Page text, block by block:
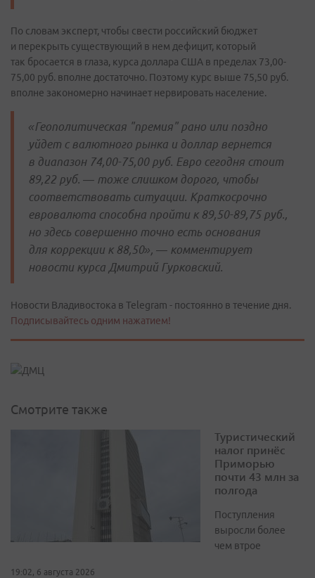
По словам эксперт, чтобы свести российский бюджет
и перекрыть существующий в нем дефицит, который
так бросается в глаза, курса доллара США в пределах 73,00-
75,00 руб. вполне достаточно. Поэтому курс выше 75,50 руб.
вполне закономерно начинает нервировать население.
«Геополитическая "премия" рано или поздно
уйдет с валютного рынка и доллар вернется
в диапазон 74,00-75,00 руб. Евро сегодня стоит
89,22 руб. — тоже слишком дорого, чтобы
соответствовать ситуации. Краткосрочно
евровалюта способна пройти к 89,50-89,75 руб.,
но здесь совершенно точно есть основания
для коррекции к 88,50», — комментирует
новости курса Дмитрий Гурковский.
Новости Владивостока в Telegram - постоянно в течение дня.
Подписывайтесь одним нажатием!
Смотрите также
Туристический
налог принёс
Приморью
почти 43 млн за
полгода
Поступления
выросли более
чем втрое
19:02, 6 августа 2026